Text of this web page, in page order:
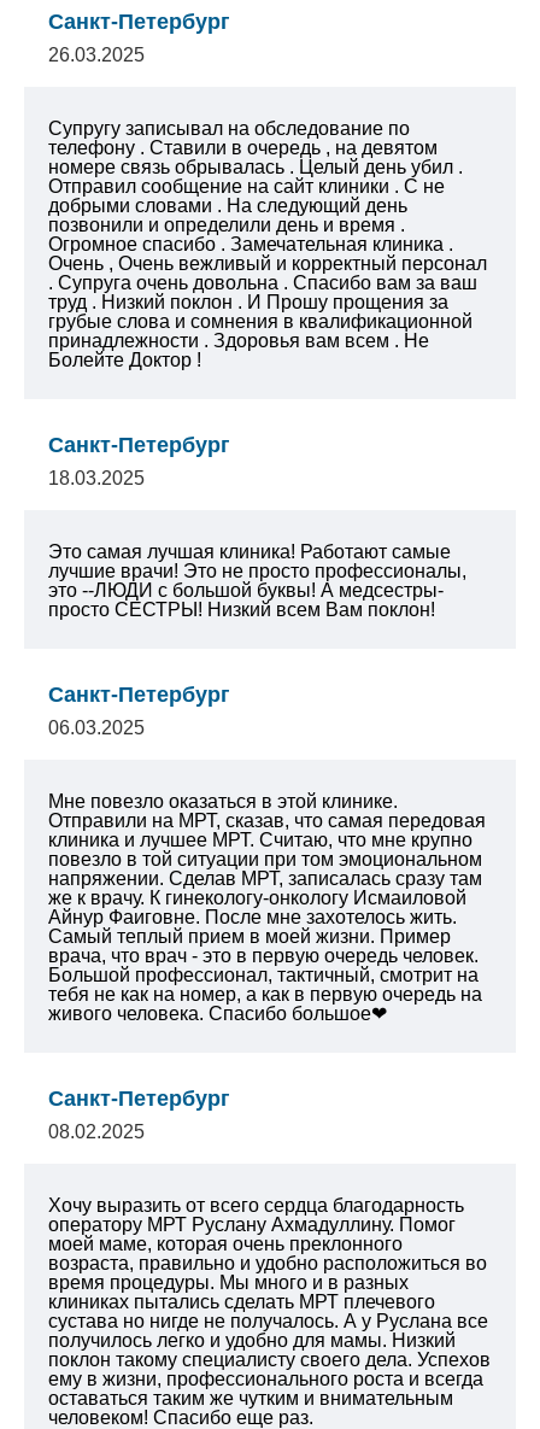
Санкт-Петербург
26.03.2025
Супругу записывал на обследование по
телефону . Ставили в очередь , на девятом
номере связь обрывалась . Целый день убил .
Отправил сообщение на сайт клиники . С не
добрыми словами . На следующий день
позвонили и определили день и время .
Огромное спасибо . Замечательная клиника .
Очень , Очень вежливый и корректный персонал
. Супруга очень довольна . Спасибо вам за ваш
труд . Низкий поклон . И Прошу прощения за
грубые слова и сомнения в квалификационной
принадлежности . Здоровья вам всем . Не
Болейте Доктор !
Санкт-Петербург
18.03.2025
Это самая лучшая клиника! Работают самые
лучшие врачи! Это не просто профессионалы,
это --ЛЮДИ с большой буквы! А медсестры-
просто СЕСТРЫ! Низкий всем Вам поклон!
Санкт-Петербург
06.03.2025
Мне повезло оказаться в этой клинике.
Отправили на МРТ, сказав, что самая передовая
клиника и лучшее МРТ. Считаю, что мне крупно
повезло в той ситуации при том эмоциональном
напряжении. Сделав МРТ, записалась сразу там
же к врачу. К гинекологу-онкологу Исмаиловой
Айнур Фаиговне. После мне захотелось жить.
Самый теплый прием в моей жизни. Пример
врача, что врач - это в первую очередь человек.
Большой профессионал, тактичный, смотрит на
тебя не как на номер, а как в первую очередь на
живого человека. Спасибо большое❤
Санкт-Петербург
08.02.2025
Хочу выразить от всего сердца благодарность
оператору МРТ Руслану Ахмадуллину. Помог
моей маме, которая очень преклонного
возраста, правильно и удобно расположиться во
время процедуры. Мы много и в разных
клиниках пытались сделать МРТ плечевого
сустава но нигде не получалось. А у Руслана все
получилось легко и удобно для мамы. Низкий
поклон такому специалисту своего дела. Успехов
ему в жизни, профессионального роста и всегда
оставаться таким же чутким и внимательным
человеком! Спасибо еще раз.